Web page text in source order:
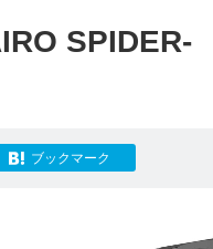
SPIDER-
ブックマーク